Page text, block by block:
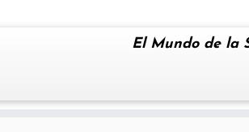
El Mundo de la